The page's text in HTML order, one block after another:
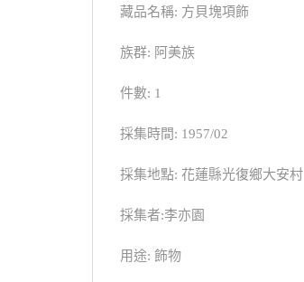
藏品名稱: 方貝塊項飾
族群: 阿美族
件數: 1
採集時間: 1957/02
採集地點: 花蓮縣光復鄉大安村
採集者:李亦園
用途: 飾物